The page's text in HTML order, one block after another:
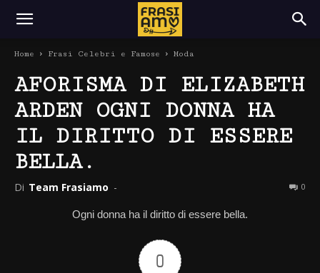
Home Frasi Celebri e Famose Moda
AFORISMA DI ELIZABETH
ARDEN OGNI DONNA HA
IL DIRITTO DI ESSERE
BELLA.
Di Team Frasiamo - 0
Ogni donna ha il diritto di essere bella.
0